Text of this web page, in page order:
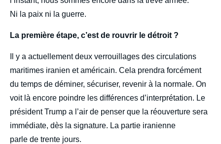
Ni la paix ni la guerre.
La première étape, c’est de rouvrir le détroit ?
Il y a actuellementdeux verrouillages des circulations
maritimes iranien et américain. Cela prendra forcément
du temps de déminer, sécuriser, revenir à la normale. On
voit là encore poindre les différences d’interprétation. Le
président Trump a l’air de penser que la réouverture sera
immédiate, dès la signature. La partie iranienne
parle de trente jours.